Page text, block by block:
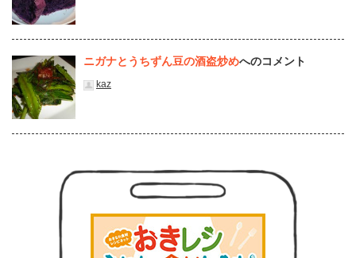
ニガナとうちずん豆の酒盗炒めへのコメント
kaz